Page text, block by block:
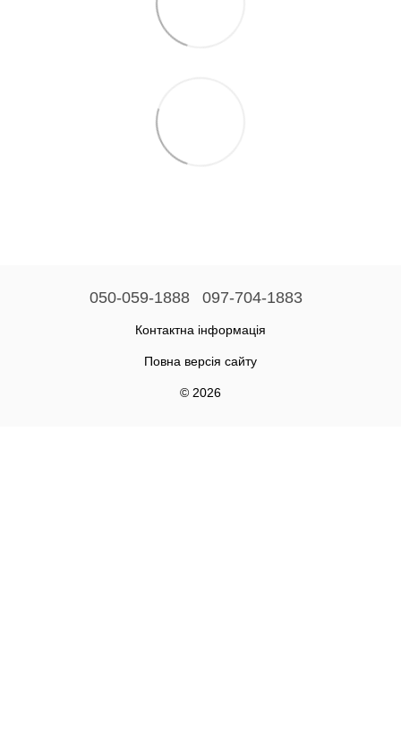
050-059-1888 097-704-1883
Контактна інформація
Повна версія сайту
© 2026